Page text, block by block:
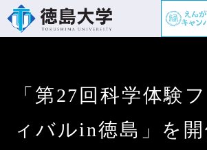
「第27回科学体験
ィバルin徳島」を